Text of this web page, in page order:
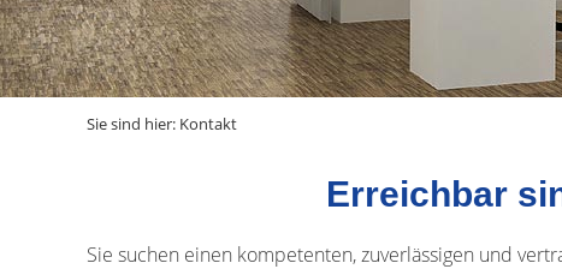
Sie sind hier: Kontakt
Erreichbar
Sie suchen einen kompetenten, zuverlässigen und